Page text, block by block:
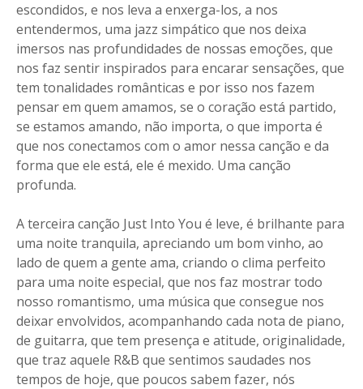
escondidos, e nos leva a enxerga-los, a nos
entendermos, uma jazz simpático que nos deixa
imersos nas profundidades de nossas emoções, que
nos faz sentir inspirados para encarar sensações, que
tem tonalidades românticas e por isso nos fazem
pensar em quem amamos, se o coração está partido,
se estamos amando, não importa, o que importa é
que nos conectamos com o amor nessa canção e da
forma que ele está, ele é mexido. Uma canção
profunda.
A terceira canção Just Into You é leve, é brilhante para
uma noite tranquila, apreciando um bom vinho, ao
lado de quem a gente ama, criando o clima perfeito
para uma noite especial, que nos faz mostrar todo
nosso romantismo, uma música que consegue nos
deixar envolvidos, acompanhando cada nota de piano,
de guitarra, que tem presença e atitude, originalidade,
que traz aquele R&B que sentimos saudades nos
tempos de hoje, que poucos sabem fazer, nós